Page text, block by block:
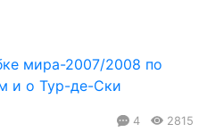
мира-2007/2008 по
и о Тур-де-Ски
4 2815